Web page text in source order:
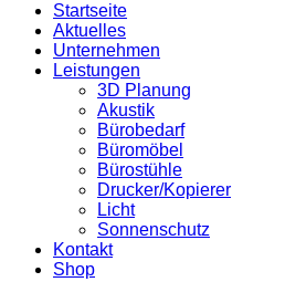
Startseite
Aktuelles
Unternehmen
Leistungen
3D Planung
Akustik
Bürobedarf
Büromöbel
Bürostühle
Drucker/Kopierer
Licht
Sonnenschutz
Kontakt
Shop